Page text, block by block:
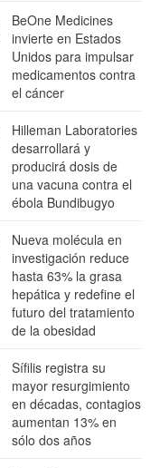
BeOne Medicines
invierte en Estados
Unidos para impulsar
medicamentos contra
el cáncer
Hilleman Laboratories
desarrollará y
producirá dosis de
una vacuna contra el
ébola Bundibugyo
Nueva molécula en
investigación reduce
hasta 63% la grasa
hepática y redefine el
futuro del tratamiento
de la obesidad
Sífilis registra su
mayor resurgimiento
en décadas, contagios
aumentan 13% en
sólo dos años